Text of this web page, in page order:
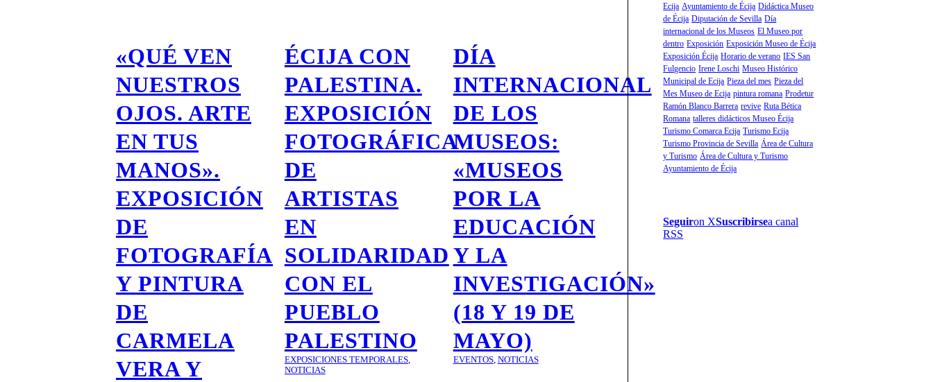
«QUÉ VEN
NUESTROS
OJOS. ARTE
EN TUS
MANOS».
EXPOSICIÓN
DE
FOTOGRAFÍA
Y PINTURA
DE
CARMELA
VERA Y
ÉCIJA CON
PALESTINA.
EXPOSICIÓN
FOTOGRÁFICA
DE
ARTISTAS
EN
SOLIDARIDAD
CON EL
PUEBLO
PALESTINO
EXPOSICIONES TEMPORALES,
NOTICIAS
DÍA
INTERNACIONAL
DE LOS
MUSEOS:
«MUSEOS
POR LA
EDUCACIÓN
Y LA
INVESTIGACIÓN»
(18 Y 19 DE
MAYO)
EVENTOS, NOTICIAS
Ecija Ayuntamiento de Écija Didáctica Museo
de Écija Diputación de Sevilla Día
internacional de los Museos El Museo por
dentro Exposición Exposición Museo de Écija
Exposición Écija Horario de verano IES San
Fulgencio Irene Loschi Museo Histórico
Municipal de Ecija Pieza del mes Pieza del
Mes Museo de Ecija pintura romana Prodetur
Ramón Blanco Barrera revive Ruta Bética
Romana talleres didácticos Museo Écija
Turismo Comarca Ecija Turismo Ecija
Turismo Provincia de Sevilla Área de Cultura
y Turismo Área de Cultura y Turismo
Ayuntamiento de Écija
Seguiron XSuscribirsea canal
RSS